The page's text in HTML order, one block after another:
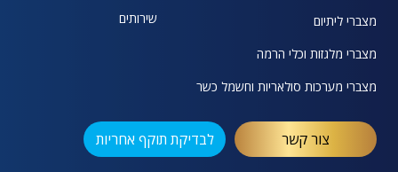
מצברי ליתיום
מצברי מלגזות וכלי הרמה
מצברי מערכות סולאריות וחשמל כשר
שירותים
צור קשר לבדיקת תוקף אחריות